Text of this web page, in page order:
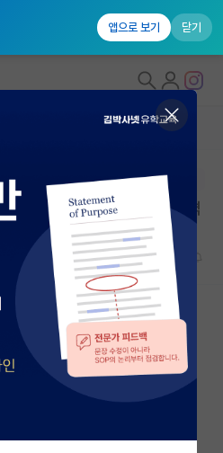
앱으로 보기 닫기
다.
이스트 바뇌과 석사과정 합격